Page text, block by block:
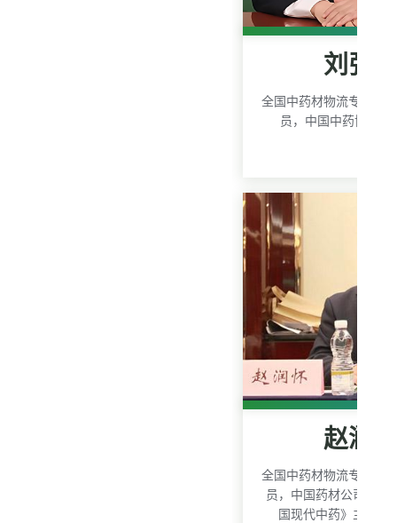
刘张
全国中药材物流专家委
员，中国中药协会执
赵润
全国中药材物流专家委
员，中国药材公司技术
国现代中药》主 编